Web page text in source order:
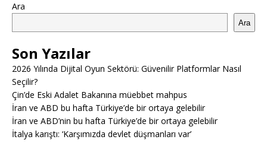
Ara
Ara
Son Yazılar
2026 Yılında Dijital Oyun Sektörü: Güvenilir Platformlar Nasıl
Seçilir?
Çin’de Eski Adalet Bakanına müebbet mahpus
İran ve ABD bu hafta Türkiye’de bir ortaya gelebilir
İran ve ABD’nin bu hafta Türkiye’de bir ortaya gelebilir
İtalya karıştı: ‘Karşımızda devlet düşmanları var’